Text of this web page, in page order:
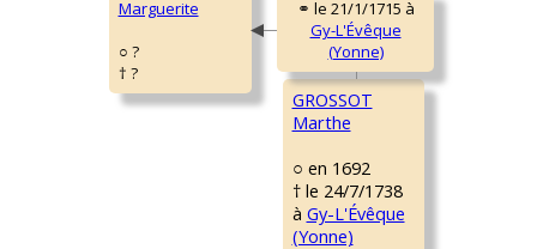
Marguerite
○ ?
† ?
GROSSOT
Marthe
○ en 1692
† le 24/7/1738
à Gy-L'Évêque
(Yonne)